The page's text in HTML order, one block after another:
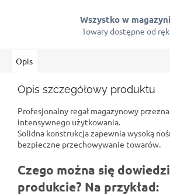
Wszystko w
Towary dostępne od
Opis
Opis szczegółowy produktu
Profesjonalny regał magazynowy
intensywnego użytkowania.
Solidna konstrukcja zapewnia wysoką
bezpieczne przechowywanie towarów.
Czego można się
produkcie? Na przykład: